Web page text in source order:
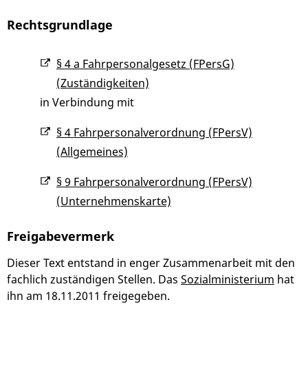
Rechtsgrundlage
§ 4 a Fahrpersonalgesetz (FPersG)
(Zuständigkeiten)
in Verbindung mit
§ 4 Fahrpersonalverordnung (FPersV)
(Allgemeines)
§ 9 Fahrpersonalverordnung (FPersV)
(Unternehmenskarte)
Freigabevermerk
Dieser Text entstand in enger Zusammenarbeit mit den
fachlich zuständigen Stellen. Das Sozialministerium hat
ihn am 18.11.2011 freigegeben.